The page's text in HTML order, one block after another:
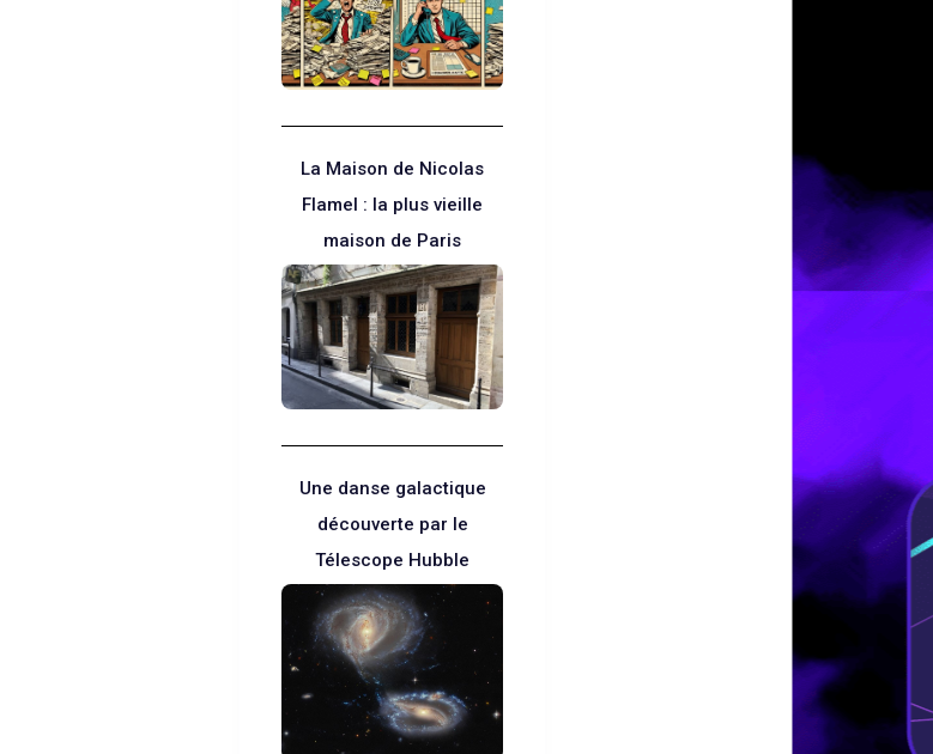
La Maison de Nicolas
Flamel : la plus vieille
maison de Paris
Une danse galactique
découverte par le
Télescope Hubble